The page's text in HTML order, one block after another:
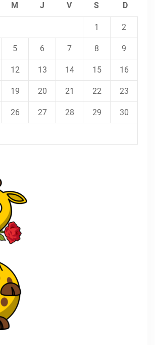
M J V S D
1 2
5 6 7 8 9
12 13 14 15 16
19 20 21 22 23
26 27 28 29 30